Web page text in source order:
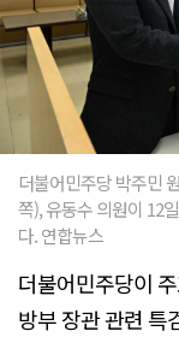
더불어민주당 박주민
쪽), 유동수 의원이 12
다. 연합뉴스
더불어민주당이
방부 장관 관련 특